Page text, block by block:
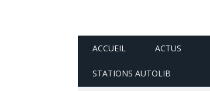
ACCUEIL ACTUS
STATIONS AUTOLIB